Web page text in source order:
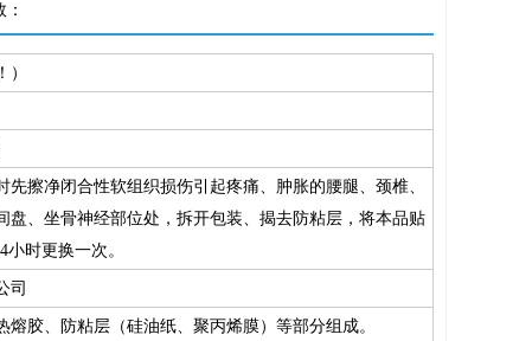
先擦净闭合性软组织损伤引起疼痛、肿胀的腰腿、颈椎、
盘、坐骨神经部位处，拆开包装、揭去防粘层，将本品贴
时更换一次。
司
熔胶、防粘层（硅油纸、聚丙烯膜）等部分组成。